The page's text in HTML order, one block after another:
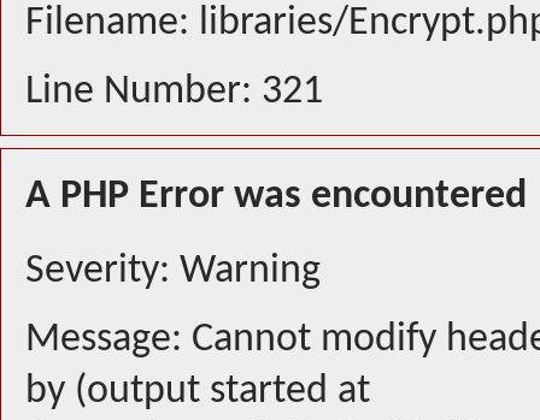
Filename: libraries/
Line Number: 321
A PHP Error was encountered
Severity: Warning
Message: Cannot modify
by (output started at